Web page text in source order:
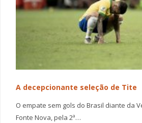
A decepcionante seleção de Tite
O empate sem gols do Brasil diante da
Fonte Nova, pela 2ª…